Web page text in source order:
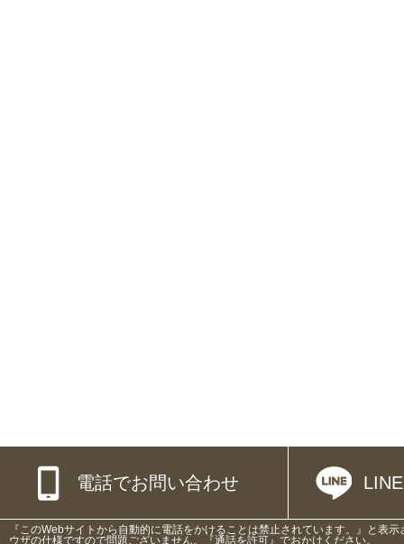
電話でお問い合わせ
『このWebサイトから自動的に電話をかけることは禁止されています。』と表
ウザの仕様ですので問題ございません。『通話を許可』でおかけください。